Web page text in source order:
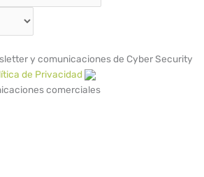
y comunicaciones de Cyber Security
de Privacidad
comerciales